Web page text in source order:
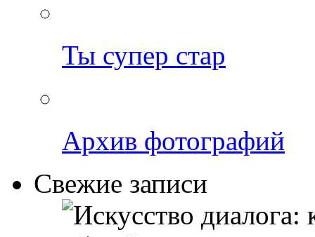
Ты супер стар
Архив фотографий
Свежие записи